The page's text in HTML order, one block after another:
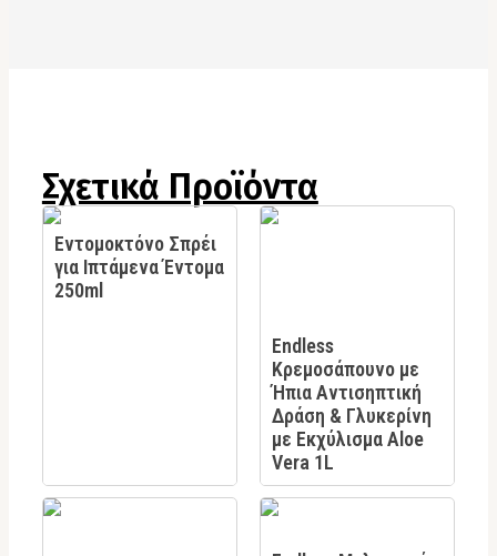
Σχετικά Προϊόντα
Εντομοκτόνο Σπρέι
για Ιπτάμενα Έντομα
250ml
Endless
Κρεμοσάπουνο με
Ήπια Αντισηπτική
Δράση & Γλυκερίνη
με Εκχύλισμα Aloe
Vera 1L